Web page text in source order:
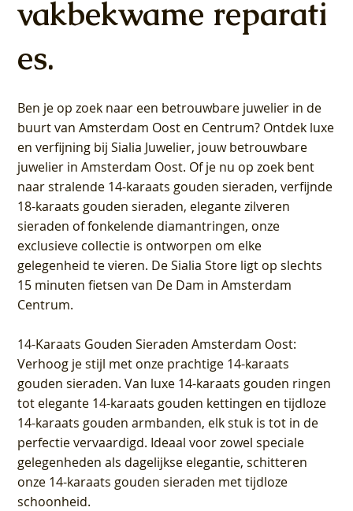
vakbekwame reparati
es.
Ben je op zoek naar een betrouwbare juwelier in de
buurt van Amsterdam Oost en Centrum? Ontdek luxe
en verfijning bij Sialia Juwelier, jouw betrouwbare
juwelier in Amsterdam Oost. Of je nu op zoek bent
naar stralende 14-karaats gouden sieraden, verfijnde
18-karaats gouden sieraden, elegante zilveren
sieraden of fonkelende diamantringen, onze
exclusieve collectie is ontworpen om elke
gelegenheid te vieren. De Sialia Store ligt op slechts
15 minuten fietsen van De Dam in Amsterdam
Centrum.
14-Karaats Gouden Sieraden Amsterdam Oost:
Verhoog je stijl met onze prachtige 14-karaats
gouden sieraden. Van luxe 14-karaats gouden ringen
tot elegante 14-karaats gouden kettingen en tijdloze
14-karaats gouden armbanden, elk stuk is tot in de
perfectie vervaardigd. Ideaal voor zowel speciale
gelegenheden als dagelijkse elegantie, schitteren
onze 14-karaats gouden sieraden met tijdloze
schoonheid.